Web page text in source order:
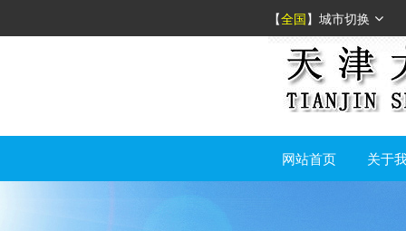
【全国】 城市切换
网站首页 关于